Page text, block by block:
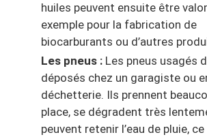
huiles peuvent ensuite être
exemple pour la fabrication de
biocarburants ou d’autres
Les pneus : Les pneus usagés
déposés chez un garagiste ou
déchetterie. Ils prennent
place, se dégradent très
peuvent retenir l’eau de pluie, ce